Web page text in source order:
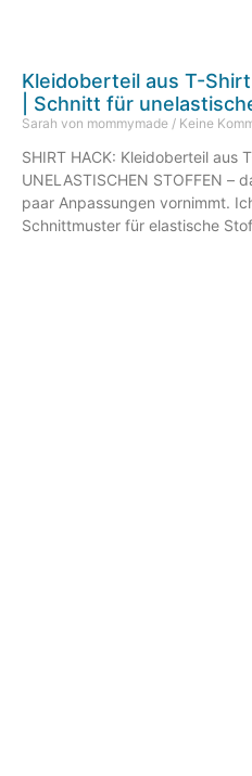
Kleidoberteil aus T-
| Schnitt für
Sarah von mommymade Keine
SHIRT HACK: Kleidoberteil aus
UNELASTISCHEN STOFFEN –
paar Anpassungen vornimmt.
Schnittmuster für elastische